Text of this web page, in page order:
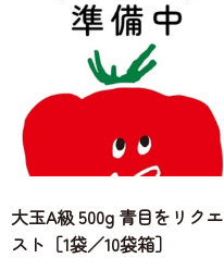
大玉A級 500g 青目をリクエ
スト［1袋／10袋箱］